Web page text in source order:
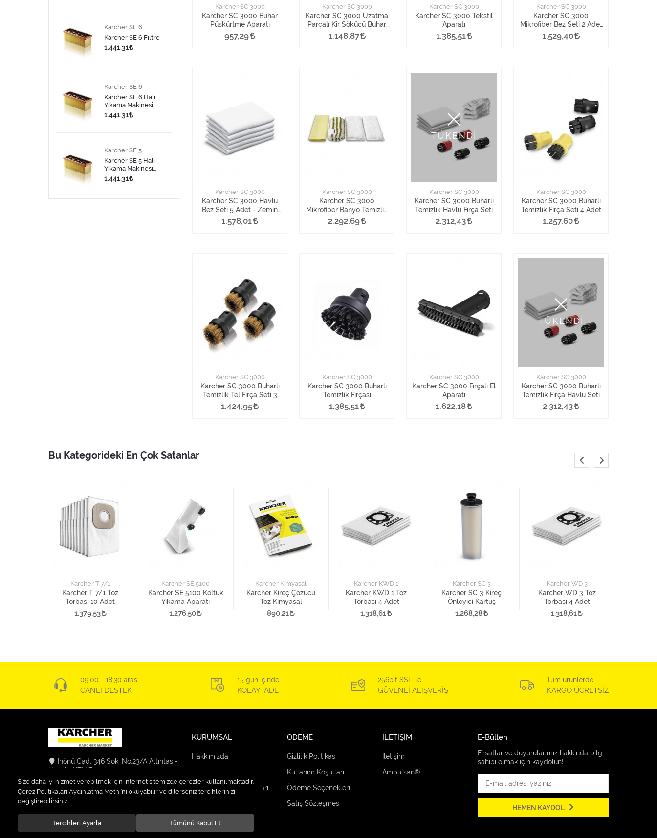
Karcher SC 3000
Karcher SC 3000 Buhar
Püskürtme Aparatı
957,29
Karcher SC 3000
Karcher SC 3000 Uzatma
Parçalı Kir Sökücü Buhar
Nozulu
1.148,87
Karcher SC 3000
Karcher SC 3000 Tekstil
Aparatı
1.385,51
Karcher SC 3000
Karcher SC 3000
Mikrofiber Bez Seti 2 Adet
- El Aparatı İçin
1.529,40
Karcher SC 3000
Karcher SC 3000 Havlu
Bez Seti 5 Adet - Zemin
Aparatı İçin
1.578,01
Karcher SC 3000
Karcher SC 3000
Mikrofiber Banyo Temizlik
Seti
2.292,69
TÜKENDİ
Karcher SC 3000
Karcher SC 3000 Buharlı
Temizlik Havlu Fırça Seti
2.312,43
Karcher SC 3000
Karcher SC 3000 Buharlı
Temizlik Fırça Seti 4 Adet
1.257,60
Karcher SC 3000
Karcher SC 3000 Buharlı
Temizlik Tel Fırça Seti 3
Adet
1.424,95
Karcher SC 3000
Karcher SC 3000 Buharlı
Temizlik Fırçası
1.385,51
Karcher SC 3000
Karcher SC 3000 Fırçalı El
Aparatı
1.622,18
TÜKENDİ
Karcher SC 3000
Karcher SC 3000 Buharlı
Temizlik Fırça Havlu Seti
2.312,43
Karcher SE 6
Karcher SE 6 Filtre
1.441,31
Karcher SE 6
Karcher SE 6 Halı
Yıkama Makinesi
Filtre
1.441,31
Karcher SE 5
Karcher SE 5 Halı
Yıkama Makinesi
Filtre
1.441,31
Bu Kategorideki En Çok Satanlar
Karcher T 7/1
Karcher T 7/1 Toz
Torbası 10 Adet
1.379,53
Karcher SE 5100
Karcher SE 5100 Koltuk
Yıkama Aparatı
1.276,50
Karcher Kimyasal
Karcher Kireç Çözücü
Toz Kimyasal
890,21
Karcher KWD 1
Karcher KWD 1 Toz
Torbası 4 Adet
1.318,61
Karcher SC 3
Karcher SC 3 Kireç
Önleyici Kartuş
1.268,28
Karcher WD 3
Karcher WD 3 Toz
Torbası 4 Adet
1.318,61
09:00 - 18:30 arası
CANLI DESTEK
15 gün içinde
KOLAY İADE
256bit SSL ile
GÜVENLİ ALIŞVERİŞ
Tüm ürünlerde
KARGO ÜCRETSİZ
İnönü Cad. 346 Sok. No:23/A Altıntaş -
Konak / İZMİR
0232 255 39 04
info@karchermarket-firatelektrik.com
E-Bülten
Fırsatlar ve duyurularımız hakkında bilgi
sahibi olmak için kaydolun!
HEMEN KAYDOL
KURUMSAL
Hakkımızda
Teslimat ve İade Şartları
ÖDEME
Gizlilik Politikası
Kullanım Koşulları
Ödeme Seçenekleri
Satış Sözleşmesi
İLETİŞİM
İletişim
Ampulsan®
Size daha iyi hizmet verebilmek için internet sitemizde çerezler kullanılmaktadır.
Çerez Politikaları Aydınlatma Metni’ni okuyabilir ve dilerseniz tercihlerinizi
değiştirebilirsiniz.
Tercihleri Ayarla Tümünü Kabul Et